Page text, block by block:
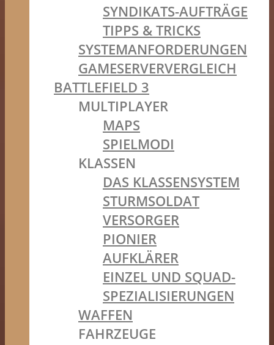
SYNDIKATS-AUFTRÄGE
TIPPS & TRICKS
SYSTEMANFORDERUNGEN
GAMESERVERVERGLEICH
BATTLEFIELD 3
MULTIPLAYER
MAPS
SPIELMODI
KLASSEN
DAS KLASSENSYSTEM
STURMSOLDAT
VERSORGER
PIONIER
AUFKLÄRER
EINZEL UND SQUAD-
SPEZIALISIERUNGEN
WAFFEN
FAHRZEUGE